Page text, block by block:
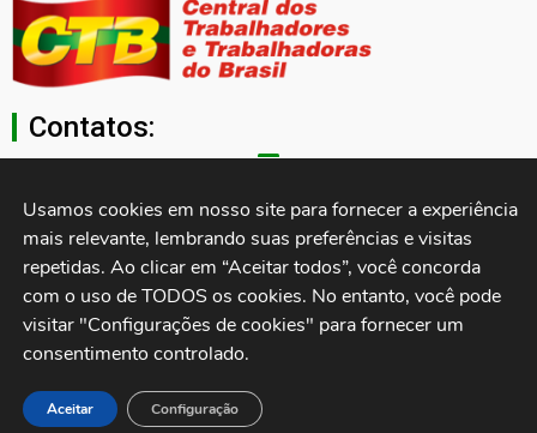
Contatos:
11 3874-0040
Rua Cardoso de Almeida, 1843, Sumaré São Paulo - SP -
Brasil CEP: 01251-001
Desenvolvido por:
Usamos cookies em nosso site para fornecer a experiência
mais relevante, lembrando suas preferências e visitas
repetidas. Ao clicar em “Aceitar todos”, você concorda
com o uso de TODOS os cookies. No entanto, você pode
visitar "Configurações de cookies" para fornecer um
consentimento controlado.
Aceitar Configuração